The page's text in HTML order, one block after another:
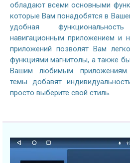
обладают всеми основными
которые Вам понадобятся в
удобная
навигационным приложением и
приложений позволят Вам
функциями магнитолы, а также
Вашим любимым
темы добавят
просто выберите свой стиль.